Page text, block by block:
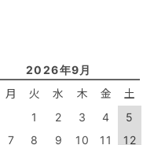
2026年9月
月 火 水 木 金 土
1 2 3 4
5
7 8 9 10 11 12